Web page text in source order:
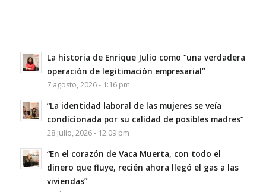
La historia de Enrique Julio como “una verdadera
operación de legitimación empresarial”
7 agosto, 2026 - 1:16 pm
“La identidad laboral de las mujeres se veía
condicionada por su calidad de posibles madres”
28 julio, 2026 - 12:09 pm
“En el corazón de Vaca Muerta, con todo el
dinero que fluye, recién ahora llegó el gas a las
viviendas”